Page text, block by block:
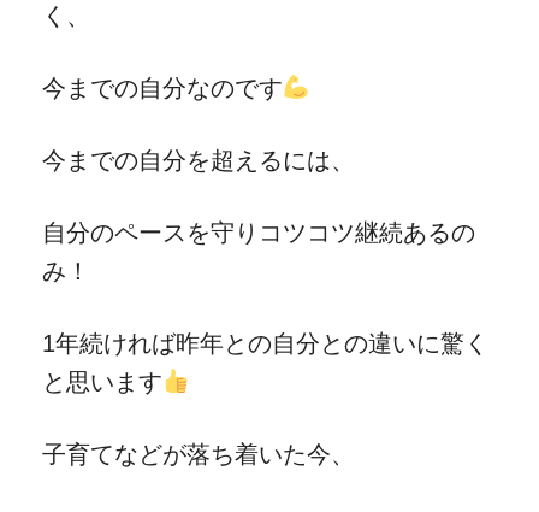
く、
今までの自分なのです
今までの自分を超えるには、
自分のペースを守りコツコツ継続あるの
み！
1年続ければ昨年との自分との違いに驚く
と思います
子育てなどが落ち着いた今、